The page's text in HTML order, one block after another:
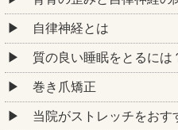
自律神経とは
質の良い睡眠をとるには
巻き爪矯正
当院がストレッチをお